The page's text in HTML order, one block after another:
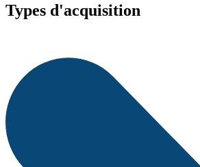
Types d'acquisition